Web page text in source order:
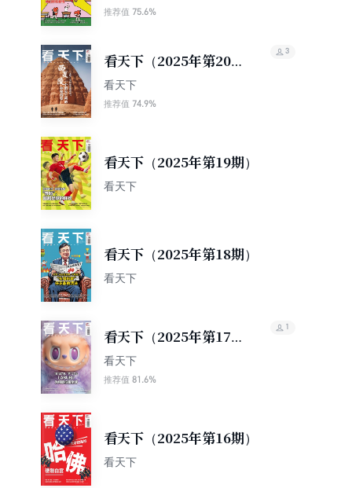
推荐值 75.6%
看天下（2025年第20
期）
看天下
推荐值 74.9%
3
看天下（2025年第19期）
看天下
看天下（2025年第18期）
看天下
看天下（2025年第17
期）
看天下
推荐值 81.6%
1
看天下（2025年第16期）
看天下